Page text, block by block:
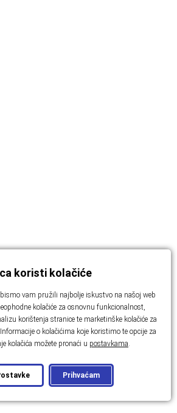
koristi kolačiće
vam pružili najbolje iskustvo na našoj web
kolačiće za osnovnu funkcionalnost,
korištenja stranice te marketinške kolačiće za
o kolačićima koje koristimo te opcije za
kolačića možete pronaći u postavkama.
Prihvaćam